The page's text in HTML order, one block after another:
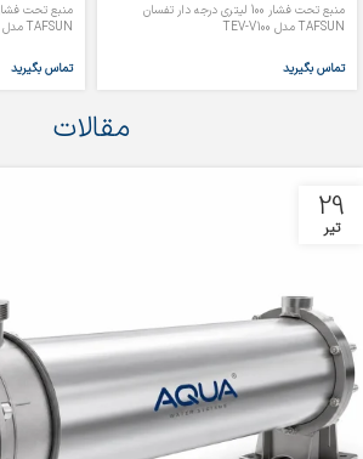
منبع تحت فشار 100 لیتری درجه دار تفسان
TAFSUN مدل TEV-V100
تماس بگیرید
TAFSUN مدل TEV-V24
تماس بگیرید
مقالات
29
تیر